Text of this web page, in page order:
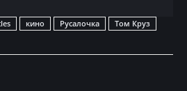
кино Русалочка Том Круз